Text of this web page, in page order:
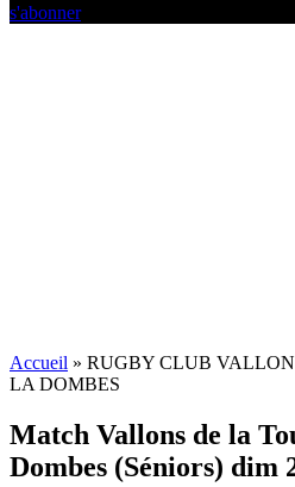
s'abonner
Accueil » RUGBY CLUB
LA DOMBES
Match Vallons de la
Dombes (Séniors) dim